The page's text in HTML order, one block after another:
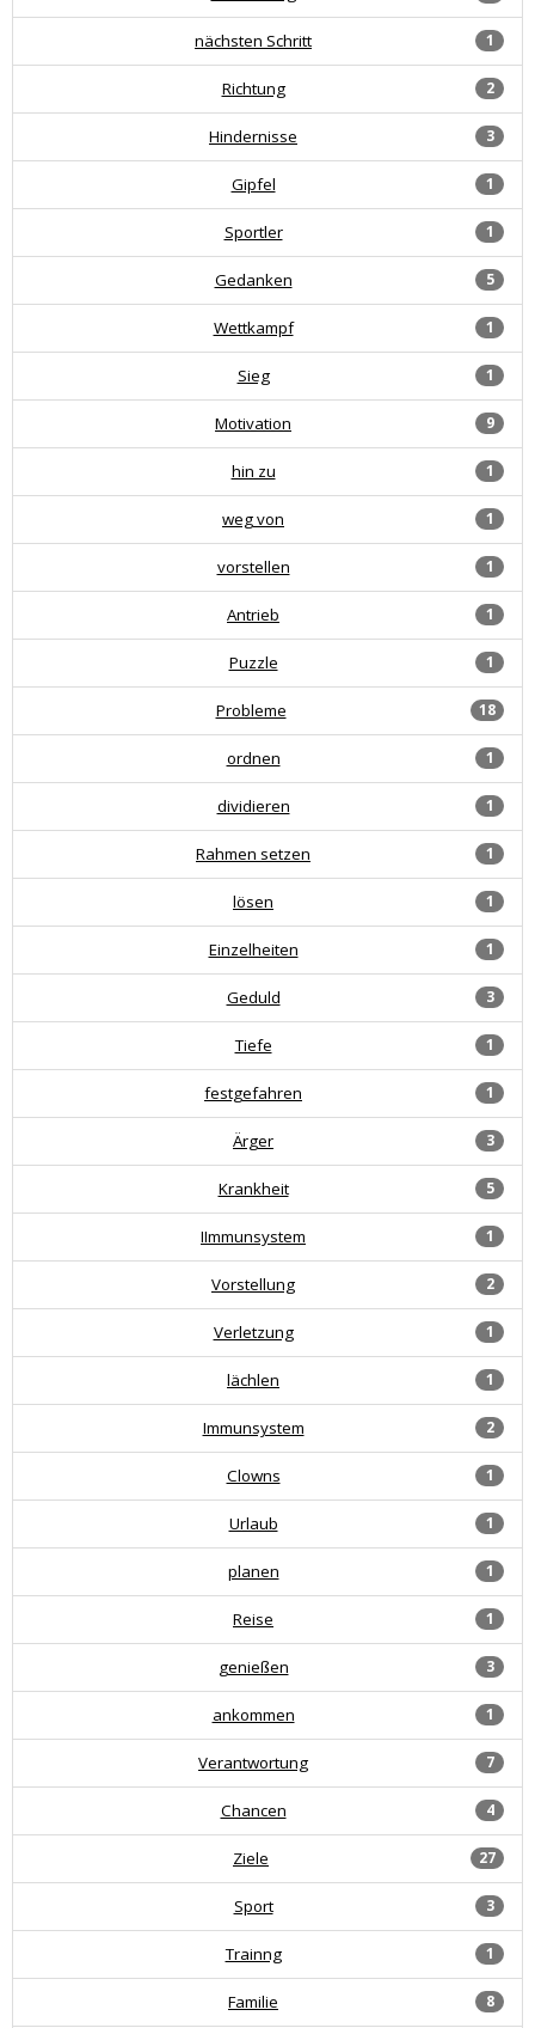
1
nächsten Schritt
2
Richtung
3
Hindernisse
1
Gipfel
1
Sportler
5
Gedanken
1
Wettkampf
1
Sieg
9
Motivation
1
hin zu
1
weg von
1
vorstellen
1
Antrieb
1
Puzzle
18
Probleme
1
ordnen
1
dividieren
1
Rahmen setzen
1
lösen
1
Einzelheiten
3
Geduld
1
Tiefe
1
festgefahren
3
Ärger
5
Krankheit
1
IImmunsystem
2
Vorstellung
1
Verletzung
1
lächlen
2
Immunsystem
1
Clowns
1
Urlaub
1
planen
1
Reise
3
genießen
1
ankommen
7
Verantwortung
4
Chancen
27
Ziele
3
Sport
1
Trainng
8
Familie